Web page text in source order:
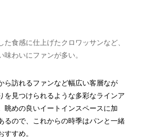
た食感に仕上げたクロワッサンなど、
味わいにファンが多い。
ら訪れるファンなど幅広い客層なが
を見つけられるような多彩なラインア
眺めの良いイートインスペースに加
るので、これからの時季はパンと一緒
すすめ。